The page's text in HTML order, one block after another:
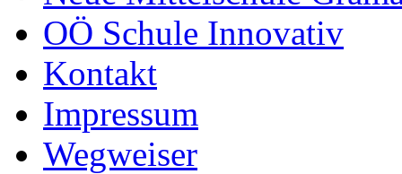
OÖ Schule Innovativ
Kontakt
Impressum
Wegweiser